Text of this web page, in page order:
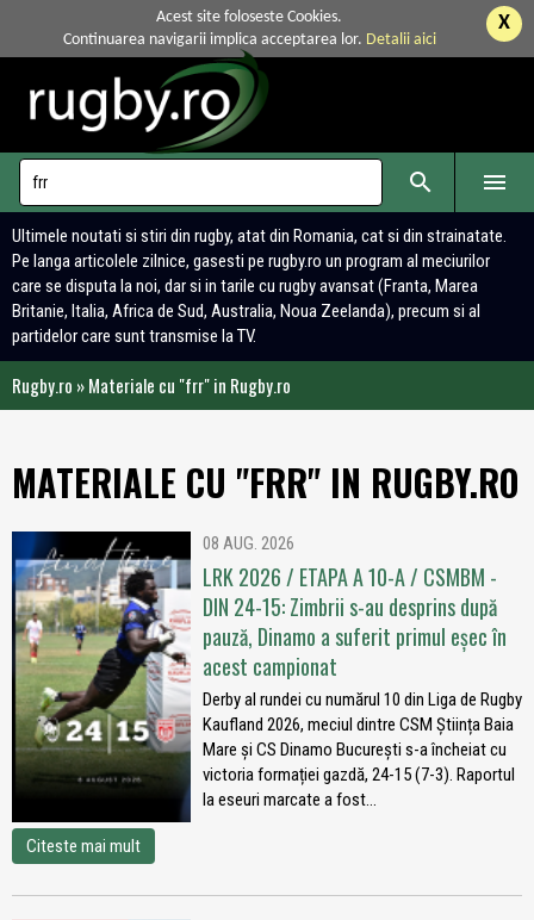
X
Acest site foloseste Cookies.
Continuarea navigarii implica acceptarea lor. Detalii aici
 
Ultimele noutati si stiri din rugby, atat din Romania, cat si din strainatate.
Pe langa articolele zilnice, gasesti pe rugby.ro un program al meciurilor
care se disputa la noi, dar si in tarile cu rugby avansat (Franta, Marea
Britanie, Italia, Africa de Sud, Australia, Noua Zeelanda), precum si al
partidelor care sunt transmise la TV.
Rugby.ro »Materiale cu "frr" in Rugby.ro
MATERIALE CU "FRR" IN RUGBY.RO
08 AUG. 2026
LRK 2026 / ETAPA A 10-A / CSMBM -
DIN 24-15: Zimbrii s-au desprins după
pauză, Dinamo a suferit primul eșec în
acest campionat
Derby al rundei cu numărul 10 din Liga de Rugby
Kaufland 2026, meciul dintre CSM Știința Baia
Mare și CS Dinamo București s-a încheiat cu
victoria formației gazdă, 24-15 (7-3). Raportul
la eseuri marcate a fost...
Citeste mai mult